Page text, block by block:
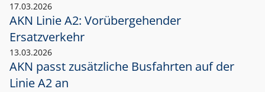
17.03.2026
AKN Linie A2: Vorübergehender
Ersatzverkehr
13.03.2026
AKN passt zusätzliche Busfahrten auf der
Linie A2 an